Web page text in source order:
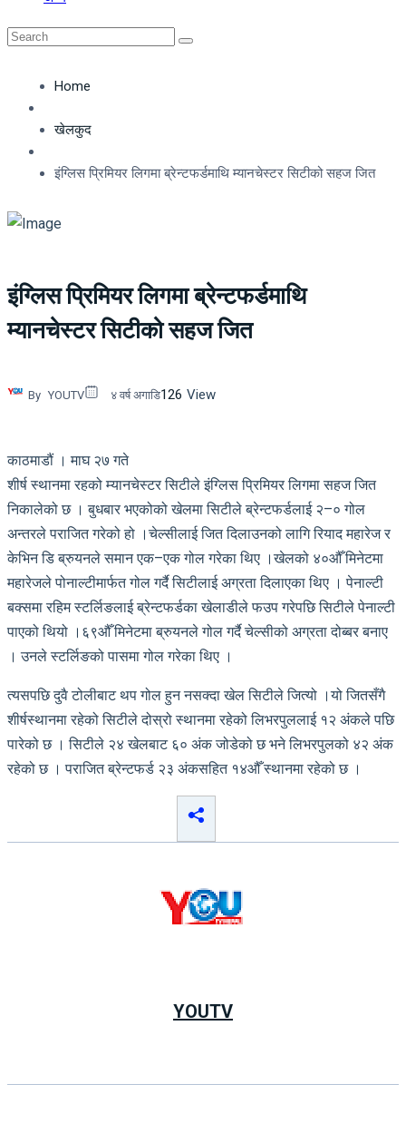
Home
खेलकुद
इंग्लिस प्रिमियर लिगमा ब्रेन्टफर्डमाथि म्यानचेस्टर सिटीको सहज जित
इंग्लिस प्रिमियर लिगमा ब्रेन्टफर्डमाथि
म्यानचेस्टर सिटीको सहज जित
By YOUTV ४ वर्ष अगाडि126 View
काठमाडौं । माघ २७ गते
शीर्ष स्थानमा रहको म्यानचेस्टर सिटीले इंग्लिस प्रिमियर लिगमा सहज जित
निकालेको छ । बुधबार भएकोको खेलमा सिटीले ब्रेन्टफर्डलाई २–० गोल
अन्तरले पराजित गरेको हो ।चेल्सीलाई जित दिलाउनको लागि रियाद महारेज र
केभिन डि ब्रुयनले समान एक–एक गोल गरेका थिए ।खेलको ४०औँ मिनेटमा
महारेजले पोनाल्टीमार्फत गोल गर्दै सिटीलाई अग्रता दिलाएका थिए । पेनाल्टी
बक्समा रहिम स्टर्लिङलाई ब्रेन्टफर्डका खेलाडीले फउप गरेपछि सिटीले पेनाल्टी
पाएको थियो ।६९औँ मिनेटमा ब्रुयनले गोल गर्दै चेल्सीको अग्रता दोब्बर बनाए
। उनले स्टर्लिङको पासमा गोल गरेका थिए ।
त्यसपछि दुवै टोलीबाट थप गोल हुन नसक्दा खेल सिटीले जित्यो ।यो जितसँगै
शीर्षस्थानमा रहेको सिटीले दोस्रो स्थानमा रहेको लिभरपुललाई १२ अंकले पछि
पारेको छ । सिटीले २४ खेलबाट ६० अंक जोडेको छ भने लिभरपुलको ४२ अंक
रहेको छ । पराजित ब्रेन्टफर्ड २३ अंकसहित १४औँ स्थानमा रहेको छ ।
YOUTV